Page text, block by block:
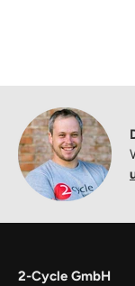
2-Cycle GmbH